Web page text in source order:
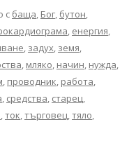
с баща, Бог, бутон,
, енергия,
, задух, земя,
, мляко, начин, нужда,
, проводник, работа,
, средства, старец,
,ток,търговец,тяло,